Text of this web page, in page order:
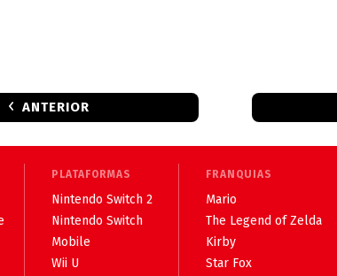
ANTERIOR
PLATAFORMAS
Nintendo Switch 2
Nintendo Switch
Mobile
Wii U
FRANQUIAS
Mario
The Legend of Zelda
Kirby
Star Fox